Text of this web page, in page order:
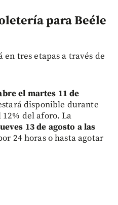
para Beéle
tres etapas a través de
el martes 11 de
disponible durante
12% del aforo. La
13 de agosto a las
24 horas o hasta agotar